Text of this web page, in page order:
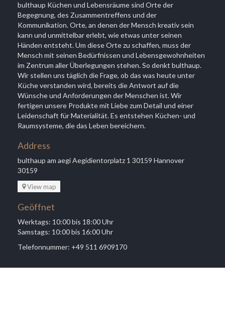
bulthaup Küchen und Lebensräume sind Orte der
Begegnung, des Zusammentreffens und der
Kommunikation. Orte, an denen der Mensch kreativ sein
kann und unmittelbar erlebt, wie etwas unter seinen
Händen entsteht. Um diese Orte zu schaffen, muss der
Mensch mit seinen Bedürfnissen und Lebensgewohnheiten
im Zentrum aller Überlegungen stehen. So denkt bulthaup.
Wir stellen uns täglich die Frage, ob das was heute unter
Küche verstanden wird, bereits die Antwort auf die
Wünsche und Anforderungen der Menschen ist. Wir
fertigen unsere Produkte mit Liebe zum Detail und einer
Leidenschaft für Materialität. Es entstehen Küchen- und
Raumsysteme, die das Leben bereichern.
Address
bulthaup am aegi Aegidientorplatz 1 30159 Hannover
30159
View map
Geöffnet
Werktags: 10:00 bis 18:00 Uhr
Samstags: 10:00 bis 16:00 Uhr
Telefonnummer: +49 511 6909170